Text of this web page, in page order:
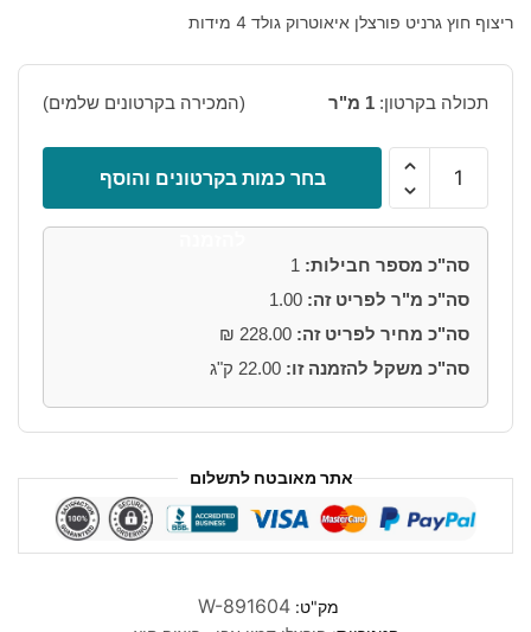
המקורי
הנוכחי
ריצוף חוץ גרניט פורצלן איאוטרוק גולד 4 מידות
תכולה בקרטון: 1 מ"ר (המכירה בקרטונים שלמים)
גרניט
פורצלן
איאוטרוק
בחר כמות בקרטונים והוסף
סה"כ מספר חבילות: 1
סה"כ מ"ר לפריט זה: 1.00
סה"כ מחיר לפריט זה: 228.00
₪
סה"כ משקל להזמנה זו: 22.00 ק"ג
אתר מאובטח לתשלום
מק"ט: W-891604